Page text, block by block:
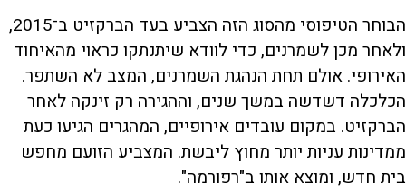
הבוחר הטיפוסי מהסוג הזה הצביע בעד הברקזיט ב־2015,
ולאחר מכן לשמרנים, כדי לוודא שיתנתקו כראוי מהאיחוד
האירופי. אולם תחת הנהגת השמרנים, המצב לא השתפר.
הכלכלה דשדשה במשך שנים, וההגירה רק זינקה לאחר
הברקזיט. במקום עובדים אירופיים, המהגרים הגיעו כעת
ממדינות עניות יותר מחוץ ליבשת. המצביע הזועם מחפש
בית חדש, ומוצא אותו ב"רפורמה".